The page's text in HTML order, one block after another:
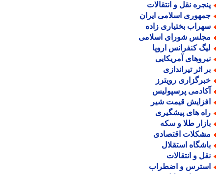
نقل و انتقالات
اسلامی ایران
بختیاری زاده
شورای اسلامی
کنفرانس اروپا
آمریکایی
اثر تیراندازی
رویترز
پرسپولیس
قیمت شیر
های پیشگیری
طلا و سکه
اقتصادی
استقلال
و انتقالات
و اضطراب